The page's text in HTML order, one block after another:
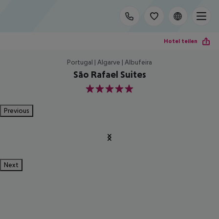
Hotel teilen
Portugal | Algarve | Albufeira
São Rafael Suites
5
Previous
Next